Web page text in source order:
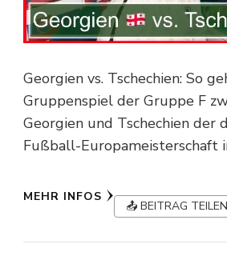
Georgien vs. Tschechien: So
Gruppenspiel der Gruppe F
Georgien und Tschechien der
Fußball-Europameisterschaft
MEHR INFOS
📤 BEITRAG TEILEN